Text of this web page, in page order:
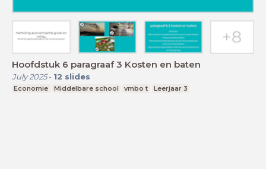
Hoofdstuk 6 paragraaf 3 Kosten en baten
July 2025- 12 slides
Economie Middelbare school vmbo t Leerjaar 3